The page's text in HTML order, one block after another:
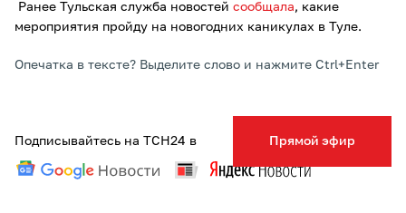
Прямой эфир
Ранее Тульская служба новостей сообщала, какие
мероприятия пройду на новогодних каникулах в Туле.
Опечатка в тексте? Выделите слово и нажмите Ctrl+Enter
Подписывайтесь на ТСН24 в